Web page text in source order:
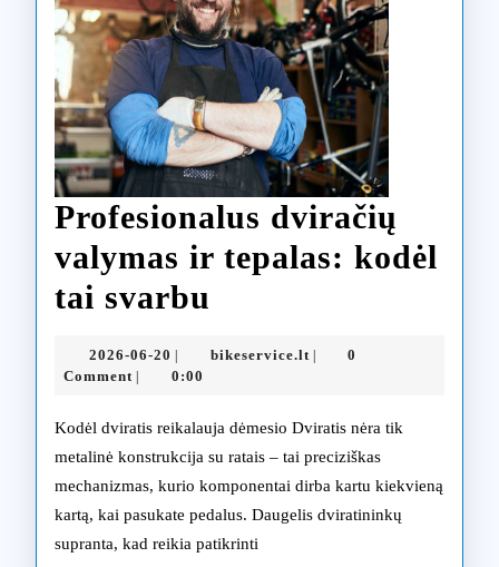
Profesionalus dviračių
valymas ir tepalas: kodėl
tai svarbu
valymas
ir
tepalas:
kodėl
tai
2026-06-20 2026-
06-
bikeservice.ltbikeservice.lt
0
Comment
0:00
Kodėl dviratis reikalauja dėmesio Dviratis nėra tik
metalinė konstrukcija su ratais – tai preciziškas
mechanizmas, kurio komponentai dirba kartu kiekvieną
kartą, kai pasukate pedalus. Daugelis dviratininkų
supranta, kad reikia patikrinti